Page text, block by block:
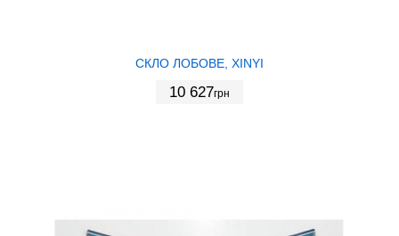
СКЛО ЛОБОВЕ, XINYI
10 627грн